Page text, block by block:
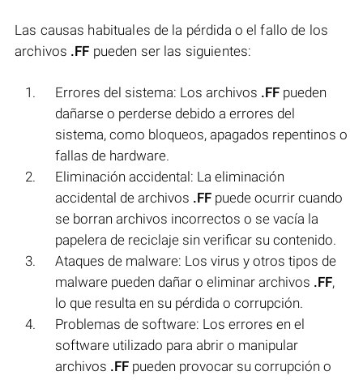
Las causas habituales de la pérdida o el fallo de los
archivos .FF pueden ser las siguientes:
Errores del sistema: Los archivos .FF pueden
dañarse o perderse debido a errores del
sistema, como bloqueos, apagados repentinos o
fallas de hardware.
Eliminación accidental: La eliminación
accidental de archivos .FF puede ocurrir cuando
se borran archivos incorrectos o se vacía la
papelera de reciclaje sin verificar su contenido.
Ataques de malware: Los virus y otros tipos de
malware pueden dañar o eliminar archivos .FF,
lo que resulta en su pérdida o corrupción.
Problemas de software: Los errores en el
software utilizado para abrir o manipular
archivos .FF pueden provocar su corrupción o